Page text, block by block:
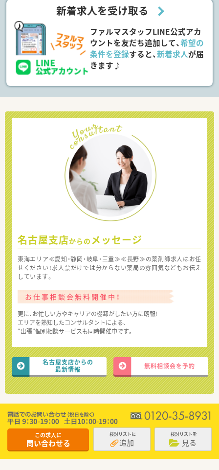
新着求人を受け取る
ファルマスタッフLINE公式アカ
ウントを友だち追加して、希望の
条件を登録すると、新着求人が届
きます♪
名古屋支店からの メッセージ
東海エリア≪愛知・静岡・岐阜・三重≫≪長野≫の薬剤師求人はお任
せください！求人票だけでは分からない薬局の雰囲気などもお伝え
しています。
お仕事相談会無料開催中！
更に、お忙しい方やキャリアの棚卸がしたい方に朗報!
エリアを熟知したコンサルタントによる、
“出張”個別相談サービスも同時開催中です。
名古屋支店からの
最新情報
無料相談会を予約
この求人に
問い合わせる
検討リストに
追加
検討リストを
見る